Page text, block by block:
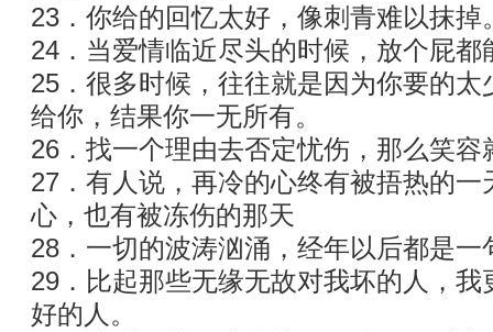
23．你给的回忆太好，像刺青难以抹掉
24．当爱情临近尽头的时候，放个屁
25．很多时候，往往就是因为你要的
给你，结果你一无所有。
26．找一个理由去否定忧伤，那么笑
27．有人说，再冷的心终有被捂热的
心，也有被冻伤的那天
28．一切的波涛汹涌，经年以后都是一
29．比起那些无缘无故对我坏的人，
好的人。